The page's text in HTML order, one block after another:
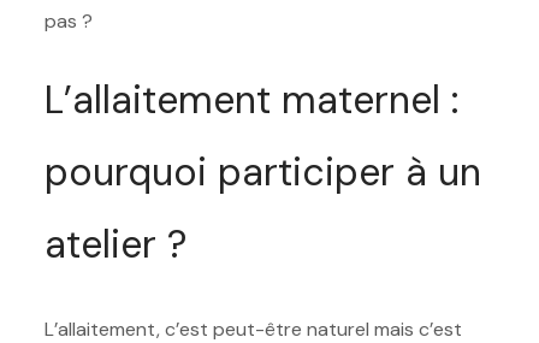
pas ?
L’allaitement maternel :
pourquoi participer à un
atelier ?
L’allaitement, c’est peut-être naturel mais c’est